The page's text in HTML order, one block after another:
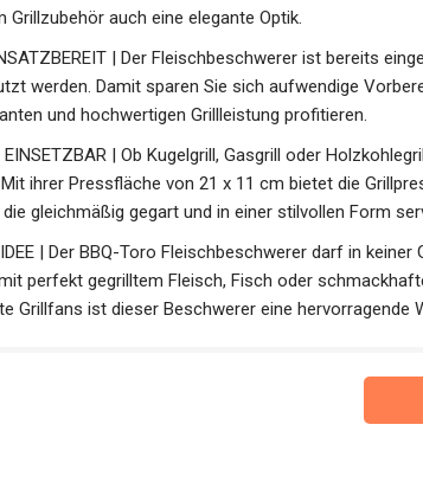
Grillzubehör auch eine elegante Optik.
| Der Fleischbeschwerer ist bereits
werden. Damit sparen Sie sich aufwendige
und hochwertigen Grillleistung profitieren.
EINSETZBAR | Ob Kugelgrill, Gasgrill oder
ihrer Pressfläche von 21 x 11 cm bietet die
die gleichmäßig gegart und in einer stilvollen Form
| Der BBQ-Toro Fleischbeschwerer darf in
perfekt gegrilltem Fleisch, Fisch oder
Grillfans ist dieser Beschwerer eine hervorragende